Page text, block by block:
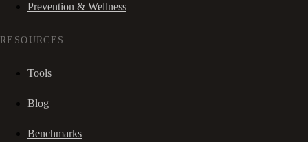
Prevention & Wellness
RESOURCES
Tools
Blog
Benchmarks